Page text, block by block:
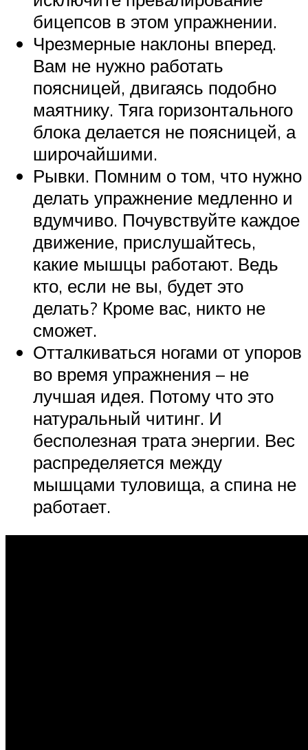
бицепсов в этом упражнении.
Чрезмерные наклоны вперед.
Вам не нужно работать
поясницей, двигаясь подобно
маятнику. Тяга горизонтального
блока делается не поясницей, а
широчайшими.
Рывки. Помним о том, что нужно
делать упражнение медленно и
вдумчиво. Почувствуйте каждое
движение, прислушайтесь,
какие мышцы работают. Ведь
кто, если не вы, будет это
делать? Кроме вас, никто не
сможет.
Отталкиваться ногами от упоров
во время упражнения – не
лучшая идея. Потому что это
натуральный читинг. И
бесполезная трата энергии. Вес
распределяется между
мышцами туловища, а спина не
работает.